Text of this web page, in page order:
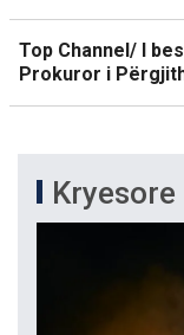
Top Channel/ I
Prokuror i
Kryesore